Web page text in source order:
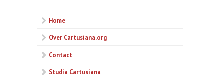
Home
Over Cartusiana.org
Contact
Studia Cartusiana